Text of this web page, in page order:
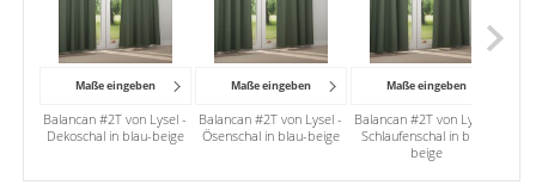
Blau wirkt beruhigend, Beige ausgleichend und kann mit
verwandten Naturtönen und Holzmöbeln perfekt in Szene
gesetzt werden.
Maße eingeben
Balancan #2T von Lysel -
Dekoschal in blau-beige
Maße eingeben
Balancan #2T von Lysel -
Ösenschal in blau-beige
Maße eingeben
Balancan #2T von Lysel -
Schlaufenschal in blau-
beige